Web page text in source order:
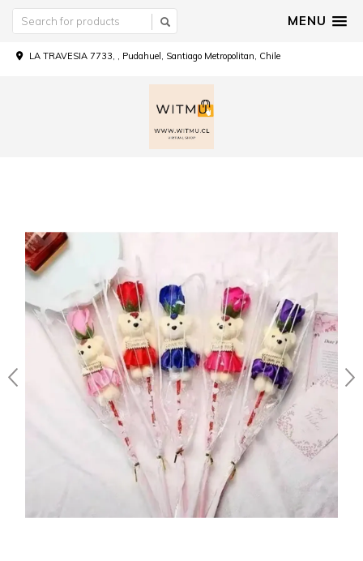
MENU
LA TRAVESIA 7733, , Pudahuel, Santiago Metropolitan, Chile